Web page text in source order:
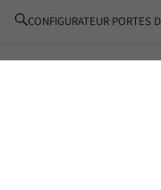
CONFIGURATEUR PORTES